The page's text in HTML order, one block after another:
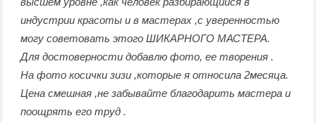
индустрии красоты и в мастерах ,с уверенностью
могу советовать этого ШИКАРНОГО МАСТЕРА.
Для достоверности добавлю фото, ее творения .
На фото косички зизи ,которые я относила 2месяца.
Цена смешная ,не забывайте благодарить мастера и
поощрять его труд .